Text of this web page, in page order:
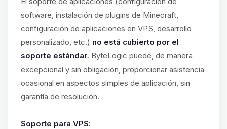
software, instalación de plugins de Minecraft,
configuración de aplicaciones en VPS, desarrollo
personalizado, etc.) no está cubierto por el
soporte estándar. ByteLogic puede, de manera
excepcional y sin obligación, proporcionar asistencia
ocasional en aspectos simples de aplicación, sin
garantía de resolución.
Soporte para VPS: